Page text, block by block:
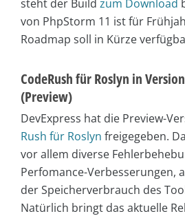
steht der Build zum Download
von PhpStorm 11 ist für
Roadmap soll in Kürze
CodeRush für Roslyn in
(Preview)
DevExpress hat die Preview-
Rush für Roslyn freigegeben.
vor allem diverse
Perfomance-Verbesserungen,
der Speicherverbrauch des
Natürlich bringt das aktuelle